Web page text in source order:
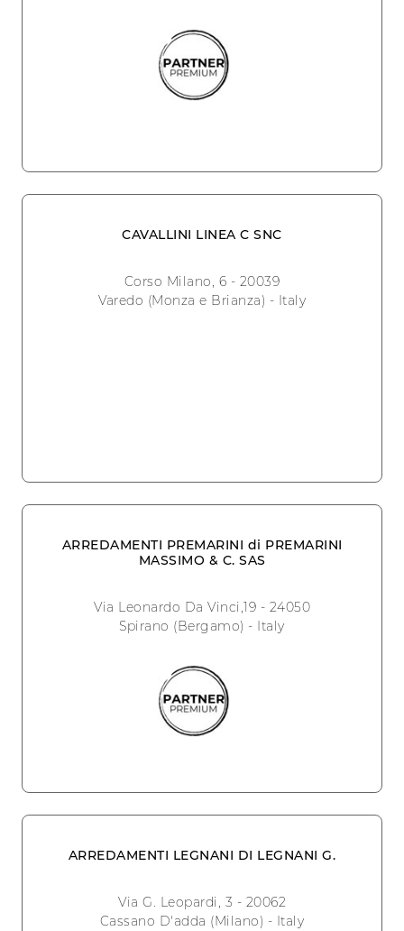
CAVALLINI LINEA C SNC
Corso Milano, 6 - 20039
Varedo (Monza e Brianza) - Italy
ARREDAMENTI PREMARINI di PREMARINI
MASSIMO & C. SAS
Via Leonardo Da Vinci,19 - 24050
Spirano (Bergamo) - Italy
ARREDAMENTI LEGNANI DI LEGNANI G.
Via G. Leopardi, 3 - 20062
Cassano D'adda (Milano) - Italy